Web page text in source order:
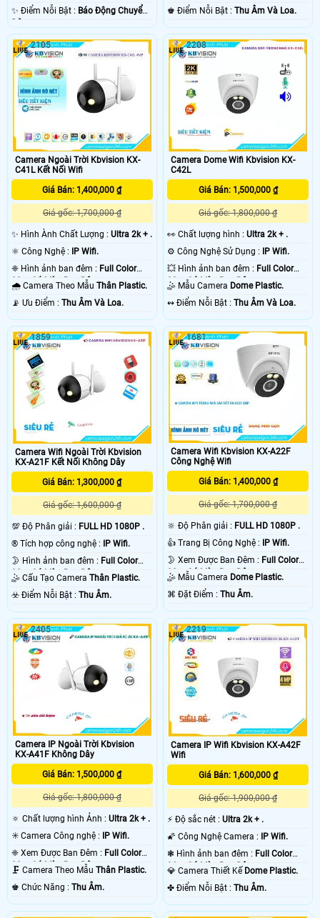
️✨ Điểm Nỗi Bật : Báo Động Chuyển
️♚ Điểm Nỗi Bật :Thu Âm Và Loa.
Camera Ngoài Trời Kbvision KX-
C41L Kết Nối Wifi
Giá Bán: 1,400,000 ₫
Giá gốc: 1,700,000 ₫
✨ Hình Ành Chất Lượng : Ultra 2k + .
⚛️ Công Nghệ : IP Wifi.
❈ Hình ảnh ban đêm : Full Color
30m Có Màu Ban Ðêm.
🌧️ Camera Theo Mẫu Thân Plastic.
️📡 Ưu Điểm : Thu Âm Và Loa.
2105
Camera Dome Wifi Kbvision KX-
C42L
Giá Bán: 1,500,000 ₫
Giá gốc: 1,800,000 ₫
️👀 Chất lượng hình :Ultra 2k + .
⚙ Công Nghệ Sử Dụng : IP Wifi.
💥 Hình ảnh ban đêm : Full Color
30m Có Màu Ban Ðêm.
🤹 Mẫu Camera Dome Plastic.
️↭ Điểm Nỗi Bật :Thu Âm Và Loa.
2208
Camera Wifi Ngoài Trời Kbvision
KX-A21F Kết Nối Không Dây
Giá Bán: 1,300,000 ₫
Giá gốc: 1,600,000 ₫
💯 Độ Phân giải : FULL HD 1080P .
®️ Tích hợp công nghệ :
IP Wifi.
🌛 Hình ảnh ban đêm : Full Color
30m Có Màu Ban Ðêm.
🤹 Cấu Tạo Camera Thân Plastic.
️☣️ Điểm Nỗi Bật : Thu Âm.
1859
Camera Wifi Kbvision KX-A22F
Công Nghệ Wifi
Giá Bán: 1,400,000 ₫
Giá gốc: 1,700,000 ₫
🔆 Độ Phân giải : FULL HD 1080P .
👍 Trang Bị Công Nghệ :
IP Wifi.
🌛 Xem Được Ban Đêm : Full Color
30m Có Màu Ban Ðêm.
🤹 Mẫu Camera Dome Plastic.
️⌘ Đặt Điểm :Thu Âm.
1681
Camera IP Ngoài Trời Kbvision
KX-A41F Không Dây
Giá Bán: 1,500,000 ₫
Giá gốc: 1,800,000 ₫
🔅 Chất lượng hình Ảnh : Ultra 2k + .
✳️ Camera Công nghệ :
IP Wifi.
❈ Xem Được Ban Đêm : Full Color
30m Có Màu Ban Ðêm.
🗜️ Camera Theo Mẫu Thân Plastic.
️♚ Chức Năng : Thu Âm.
2405
Camera IP Wifi Kbvision KX-A42F
Wifi
Giá Bán: 1,600,000 ₫
Giá gốc: 1,900,000 ₫
️⚡ Độ sắc nét :Ultra 2k + .
🌠 Công Nghệ Camera : IP Wifi.
❃ Hình ảnh ban đêm : Full Color
30m Có Màu Ban Ðêm.
💎 Camera Thiết Kế Dome Plastic.
️✤ Điểm Nỗi Bật :Thu Âm.
2219